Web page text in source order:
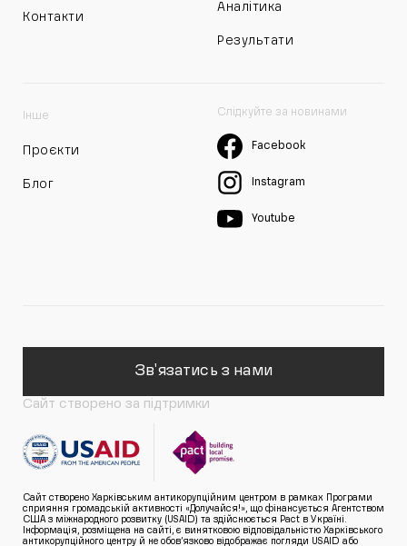
Контакти
Аналітика
Результати
Інше
Проєкти
Блог
Слідкуйте за новинами
Facebook
Instagram
Youtube
Зв'язатись з нами
Сайт створено за підтримки
Сайт створено Харківським антикорупційним центром в рамках Програми
сприяння громадській активності «Долучайся!», що фінансується Агентством
США з міжнародного розвитку (USAID) та здійснюється Pact в Україні.
Інформація, розміщена на сайті, є винятковою відповідальністю Харківського
антикорупційного центру й не обов’язково відображає погляди USAID або